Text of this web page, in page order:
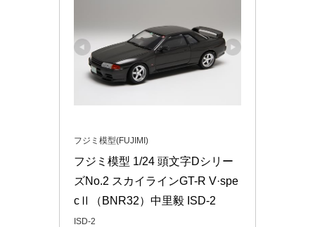
フジミ模型(FUJIMI)
フジミ模型 1/24 頭文字Dシリー
ズNo.2 スカイラインGT-R V·spe
cⅡ（BNR32）中里毅 ISD-2
ISD-2